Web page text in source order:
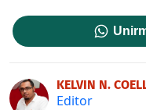
KELVIN N.
Editor